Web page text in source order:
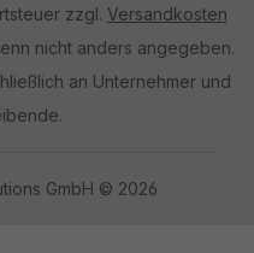
zzgl. Versandkosten
nicht anders angegeben.
an Unternehmer und
GmbH © 2026